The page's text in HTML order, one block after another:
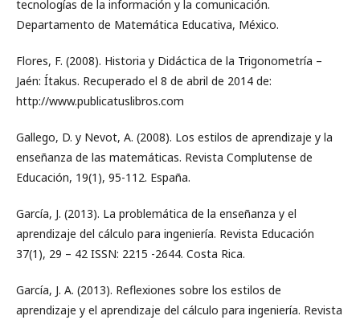
tecnologías de la información y la comunicación.
Departamento de Matemática Educativa, México.
Flores, F. (2008). Historia y Didáctica de la Trigonometría –
Jaén: Ítakus. Recuperado el 8 de abril de 2014 de:
http://www.publicatuslibros.com
Gallego, D. y Nevot, A. (2008). Los estilos de aprendizaje y la
enseñanza de las matemáticas. Revista Complutense de
Educación, 19(1), 95-112. España.
García, J. (2013). La problemática de la enseñanza y el
aprendizaje del cálculo para ingeniería. Revista Educación
37(1), 29 – 42 ISSN: 2215 -2644. Costa Rica.
García, J. A. (2013). Reflexiones sobre los estilos de
aprendizaje y el aprendizaje del cálculo para ingeniería. Revista